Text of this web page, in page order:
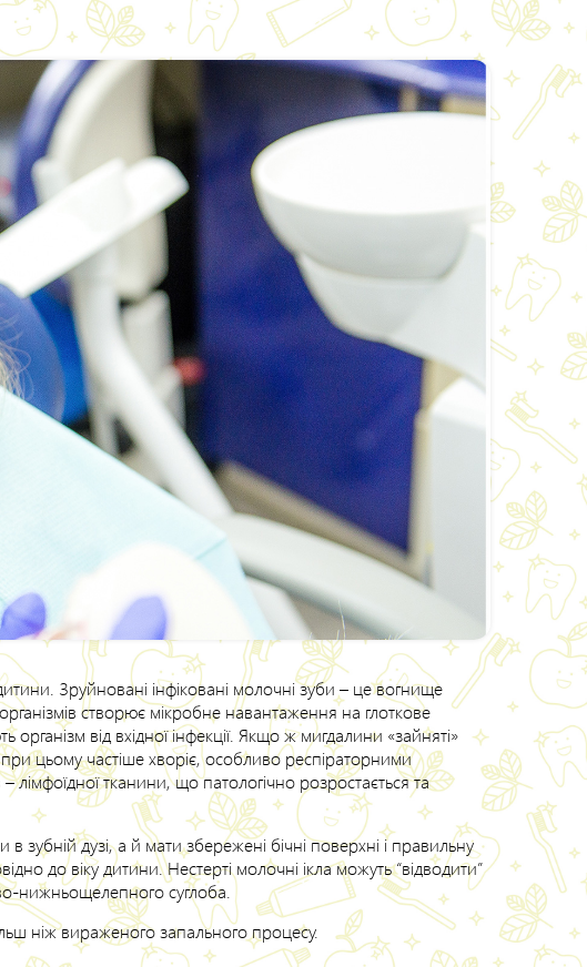
Зруйновані інфіковані молочні зуби – це вогнище
створює мікробне навантаження на глоткове
від вхідної інфекції. Якщо ж мигдалини «зайняті»
цьому частіше хворіє, особливо респіраторними
тканини, що патологічно розростається та
дузі, а й мати збережені бічні поверхні і правильну
до віку дитини. Нестерті молочні ікла можуть “відводити”
нижньощелепного суглоба.
ніж вираженого запального процесу.